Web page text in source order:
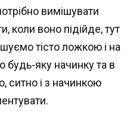
вимішувати
коли воно підійде, тут
тісто ложкою і на
будь-яку начинку та в
ситно і з начинкою